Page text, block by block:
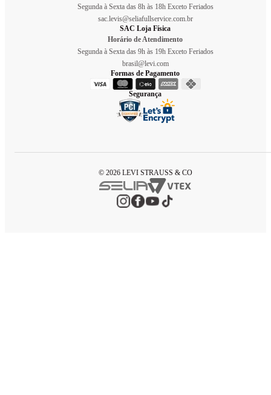
Segunda à Sexta das 8h às 18h Exceto Feriados
sac.levis@seliafullservice.com.br
SAC Loja Física
Horário de Atendimento
Segunda à Sexta das 9h às 19h Exceto Feriados
brasil@levi.com
Formas de Pagamento
Segurança
© 2026 LEVI STRAUSS & CO